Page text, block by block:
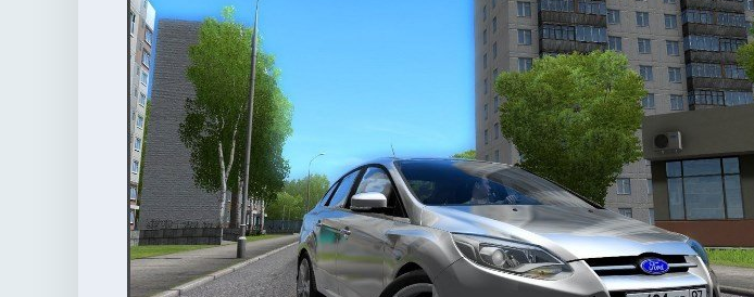
KINGDOM COME:
DELIVERANCE
бродилка